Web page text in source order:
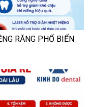
RĂNG PHỔ BIẾN